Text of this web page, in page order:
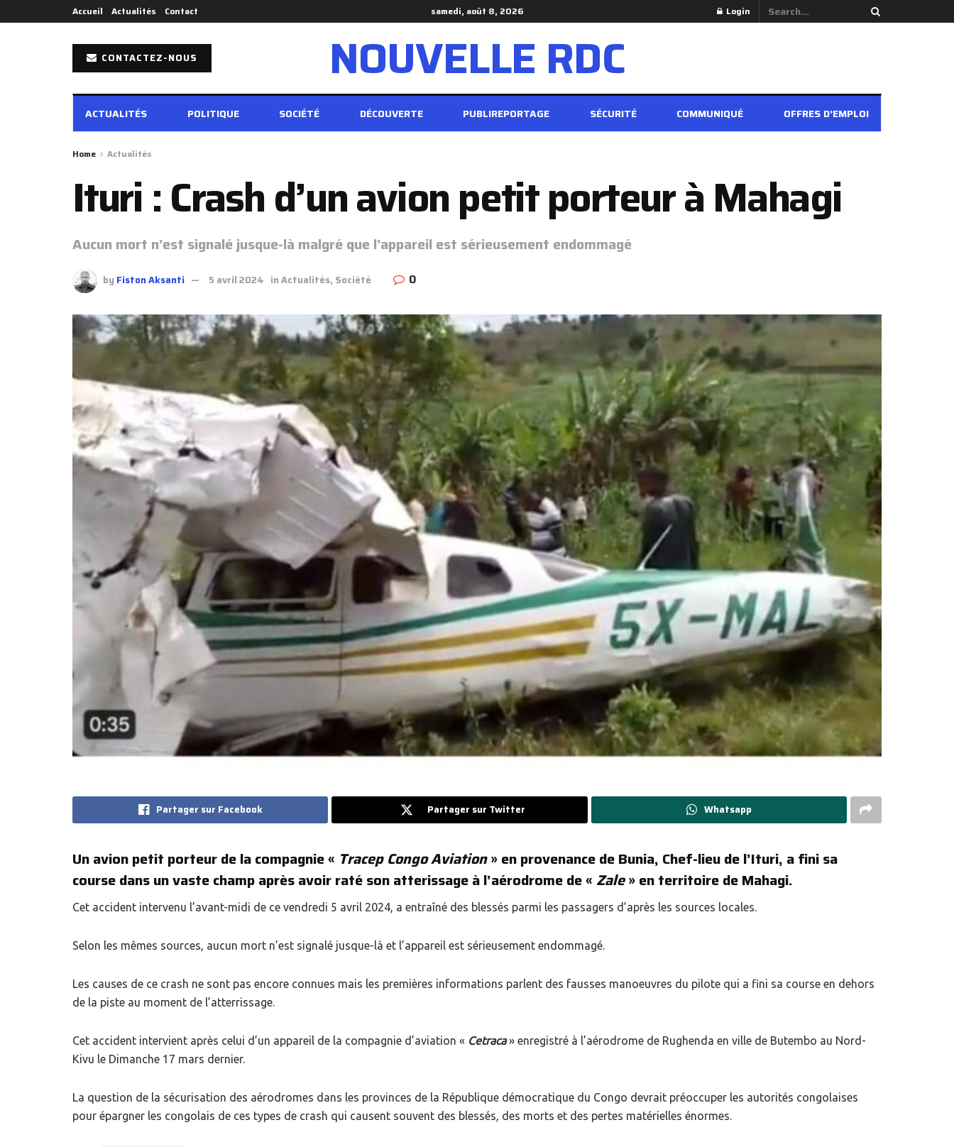
Accueil Actualités Contact samedi, août 8, 2026 Login
CONTACTEZ-NOUS NOUVELLE RDC
ACTUALITÉS POLITIQUE SOCIÉTÉ DÉCOUVERTE PUBLIREPORTAGE SÉCURITÉ COMMUNIQUÉ OFFRES D’EMPLOI
Home Actualités
Ituri : Crash d’un avion petit porteur à Mahagi
Aucun mort n’est signalé jusque-là malgré que l’appareil est sérieusement endommagé
by Fiston Aksanti 5 avril 2024 inActualités, Société 0
Partager sur Facebook Partager sur Twitter Whatsapp
Un avion petit porteur de la compagnie « Tracep Congo Aviation» en provenance de Bunia, Chef-lieu de l’Ituri, a fini sa
course dans un vaste champ après avoir raté son atterissage à l’aérodrome de « Zale» en territoire de Mahagi.
Cet accident intervenu l’avant-midi de ce vendredi 5 avril 2024, a entraîné des blessés parmi les passagers d’après les sources locales.
Selon les mêmes sources, aucun mort n’est signalé jusque-là et l’appareil est sérieusement endommagé.
Les causes de ce crash ne sont pas encore connues mais les premières informations parlent des fausses manoeuvres du pilote qui a fini sa course en dehors
de la piste au moment de l’atterrissage.
Cet accident intervient après celui d’un appareil de la compagnie d’aviation « Cetraca» enregistré à l’aérodrome de Rughenda en ville de Butembo au Nord-
Kivu le Dimanche 17 mars dernier.
La question de la sécurisation des aérodromes dans les provinces de la République démocratique du Congo devrait préoccuper les autorités congolaises
pour épargner les congolais de ces types de crash qui causent souvent des blessés, des morts et des pertes matérielles énormes.